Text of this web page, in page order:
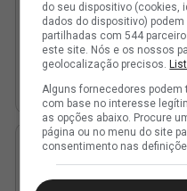
do seu dispositivo (cookies,
dados do dispositivo)
partilhadas com 544
este site. Nós e os nossos
geolocalização precisos.
Alguns fornecedores
com base no interesse
as opções abaixo. Procure
página ou no menu do site
consentimento nas